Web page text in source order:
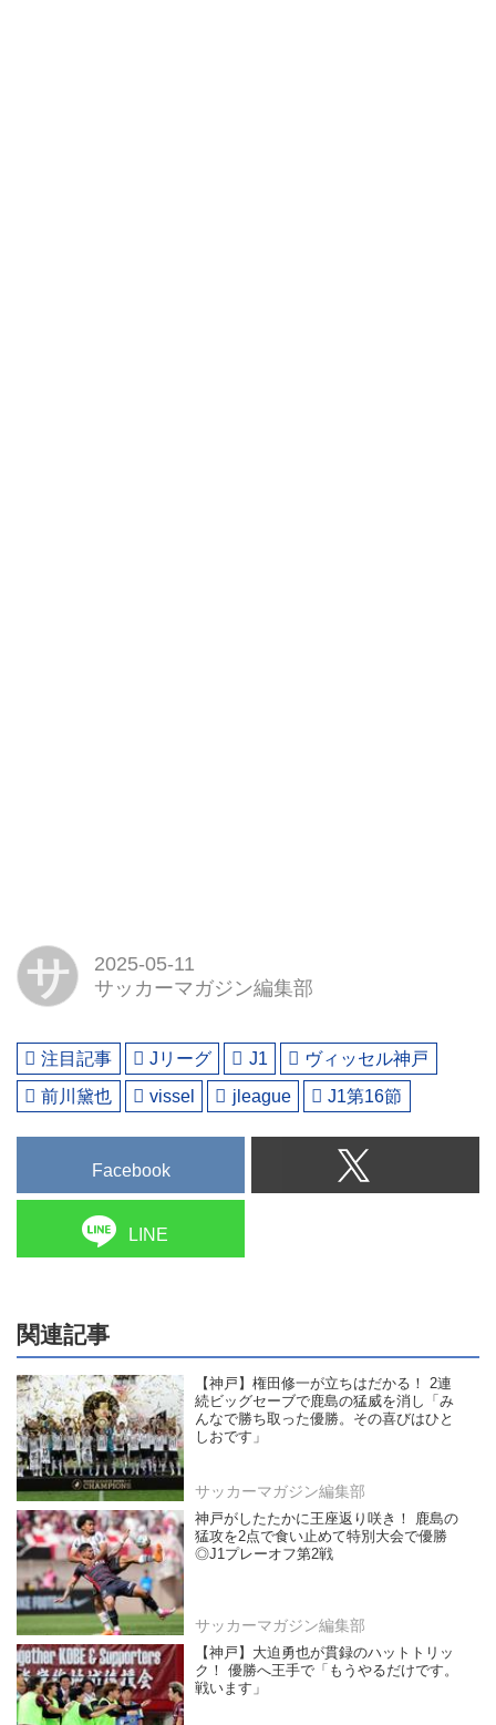
サ
2025-05-11
サッカーマガジン編集部
注目記事 Jリーグ J1
ヴィッセル神戸
前川黛也
vissel jleague J1第16節
Facebook
LINE
関連記事
【神戸】権田修一が立ちはだかる！ 2連
続ビッグセーブで鹿島の猛威を消し「み
んなで勝ち取った優勝。その喜びはひと
しおです」
サッカーマガジン編集部
神戸がしたたかに王座返り咲き！ 鹿島の
猛攻を2点で食い止めて特別大会で優勝
◎J1プレーオフ第2戦
サッカーマガジン編集部
【神戸】大迫勇也が貫録のハットトリッ
ク！ 優勝へ王手で「もうやるだけです。
戦います」